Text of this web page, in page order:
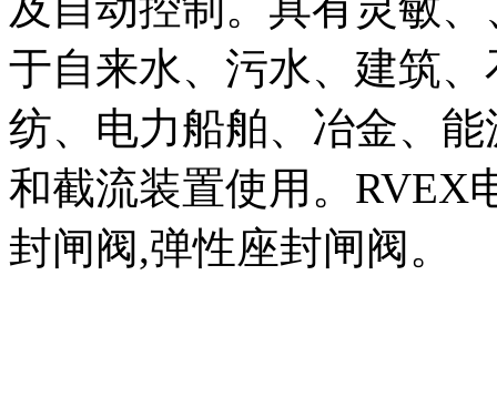
于自来水、污水、建筑
纺、电力船舶、冶金、
和截流装置使用。RVEX
封闸阀,弹性座封闸阀。